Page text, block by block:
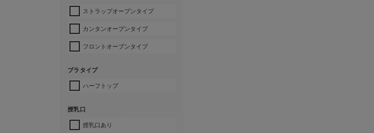
ストラップオープンタイプ
カンタンオープンタイプ
フロントオープンタイプ
ブラタイプ
ハーフトップ
授乳口
授乳口あり